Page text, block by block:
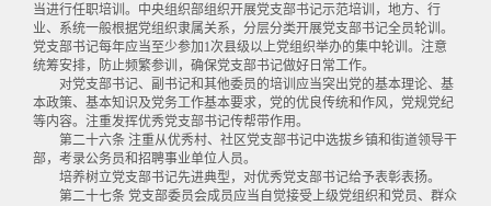
当进行任职培训。中央组织部组织开展党支部书记示范培训，地方、行
业、系统一般根据党组织隶属关系，分层分类开展党支部书记全员轮训。
党支部书记每年应当至少参加1次县级以上党组织举办的集中轮训。注意
统筹安排，防止频繁参训，确保党支部书记做好日常工作。
对党支部书记、副书记和其他委员的培训应当突出党的基本理论、基
本政策、基本知识及党务工作基本要求，党的优良传统和作风，党规党纪
等内容。注重发挥优秀党支部书记传帮带作用。
第二十六条 注重从优秀村、社区党支部书记中选拔乡镇和街道领导干
部，考录公务员和招聘事业单位人员。
培养树立党支部书记先进典型，对优秀党支部书记给予表彰表扬。
第二十七条 党支部委员会成员应当自觉接受上级党组织和党员、群众